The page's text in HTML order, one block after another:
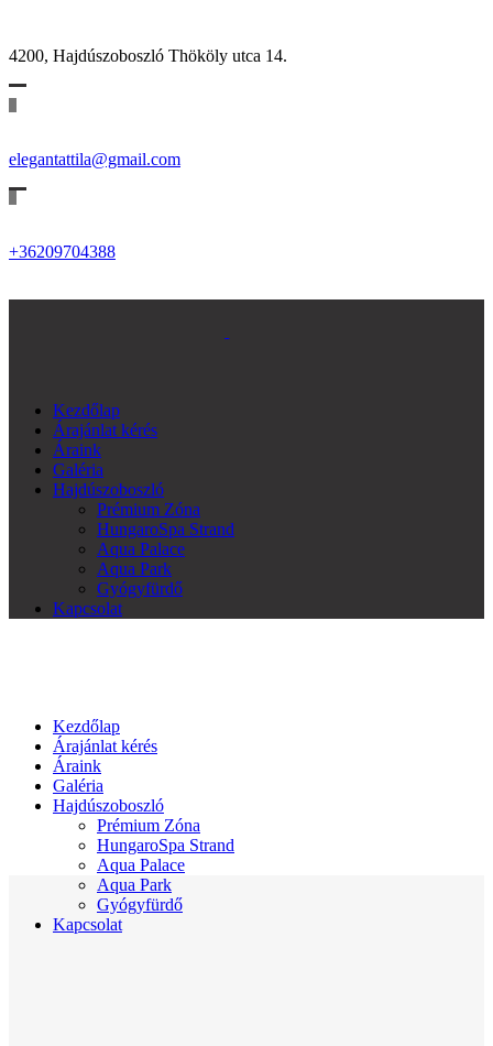
4200, Hajdúszoboszló Thököly utca 14.
elegantattila@gmail.com
+36209704388
Kezdőlap
Árajánlat kérés
Áraink
Galéria
Hajdúszoboszló
Prémium Zóna
HungaroSpa Strand
Aqua Palace
Aqua Park
Gyógyfürdő
Kapcsolat
Kezdőlap
Árajánlat kérés
Áraink
Galéria
Hajdúszoboszló
Prémium Zóna
HungaroSpa Strand
Aqua Palace
Aqua Park
Gyógyfürdő
Kapcsolat